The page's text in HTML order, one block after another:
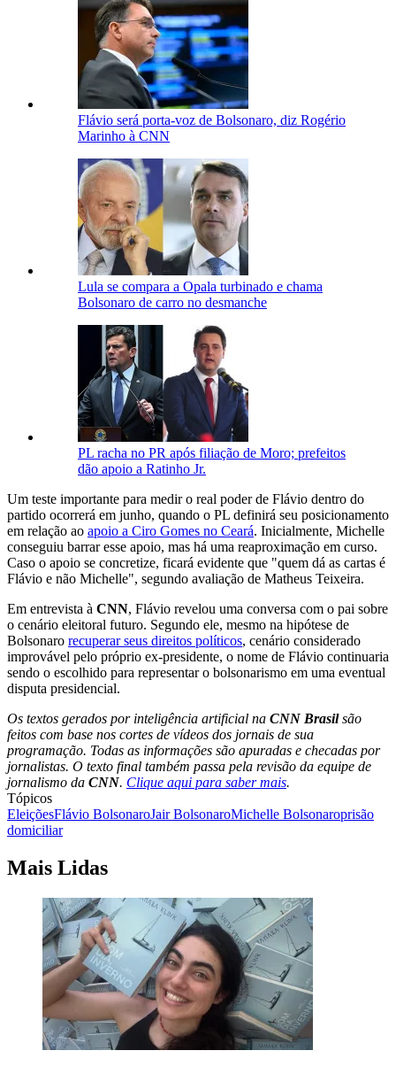
Flávio será porta-voz de Bolsonaro, diz Rogério
Marinho à CNN
Lula se compara a Opala turbinado e chama
Bolsonaro de carro no desmanche
PL racha no PR após filiação de Moro; prefeitos
dão apoio a Ratinho Jr.
Um teste importante para medir o real poder de Flávio dentro do
partido ocorrerá em junho, quando o PL definirá seu posicionamento
em relação ao apoio a Ciro Gomes no Ceará. Inicialmente, Michelle
conseguiu barrar esse apoio, mas há uma reaproximação em curso.
Caso o apoio se concretize, ficará evidente que "quem dá as cartas é
Flávio e não Michelle", segundo avaliação de Matheus Teixeira.
Em entrevista à CNN, Flávio revelou uma conversa com o pai sobre
o cenário eleitoral futuro. Segundo ele, mesmo na hipótese de
Bolsonaro recuperar seus direitos políticos, cenário considerado
improvável pelo próprio ex-presidente, o nome de Flávio continuaria
sendo o escolhido para representar o bolsonarismo em uma eventual
disputa presidencial.
Os textos gerados por inteligência artificial na CNN Brasilsão
feitos com base nos cortes de vídeos dos jornais de sua
programação. Todas as informações são apuradas e checadas por
jornalistas. O texto final também passa pela revisão da equipe de
jornalismo da CNN. Clique aqui para saber mais.
Tópicos
EleiçõesFlávio BolsonaroJair BolsonaroMichelle Bolsonaroprisão
domiciliar
Mais Lidas